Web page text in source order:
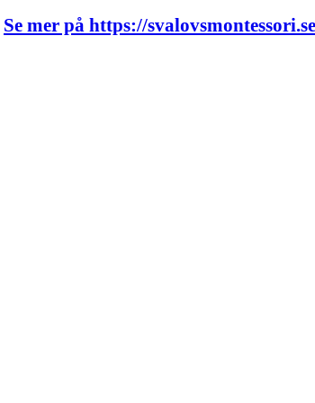
Se mer på https://